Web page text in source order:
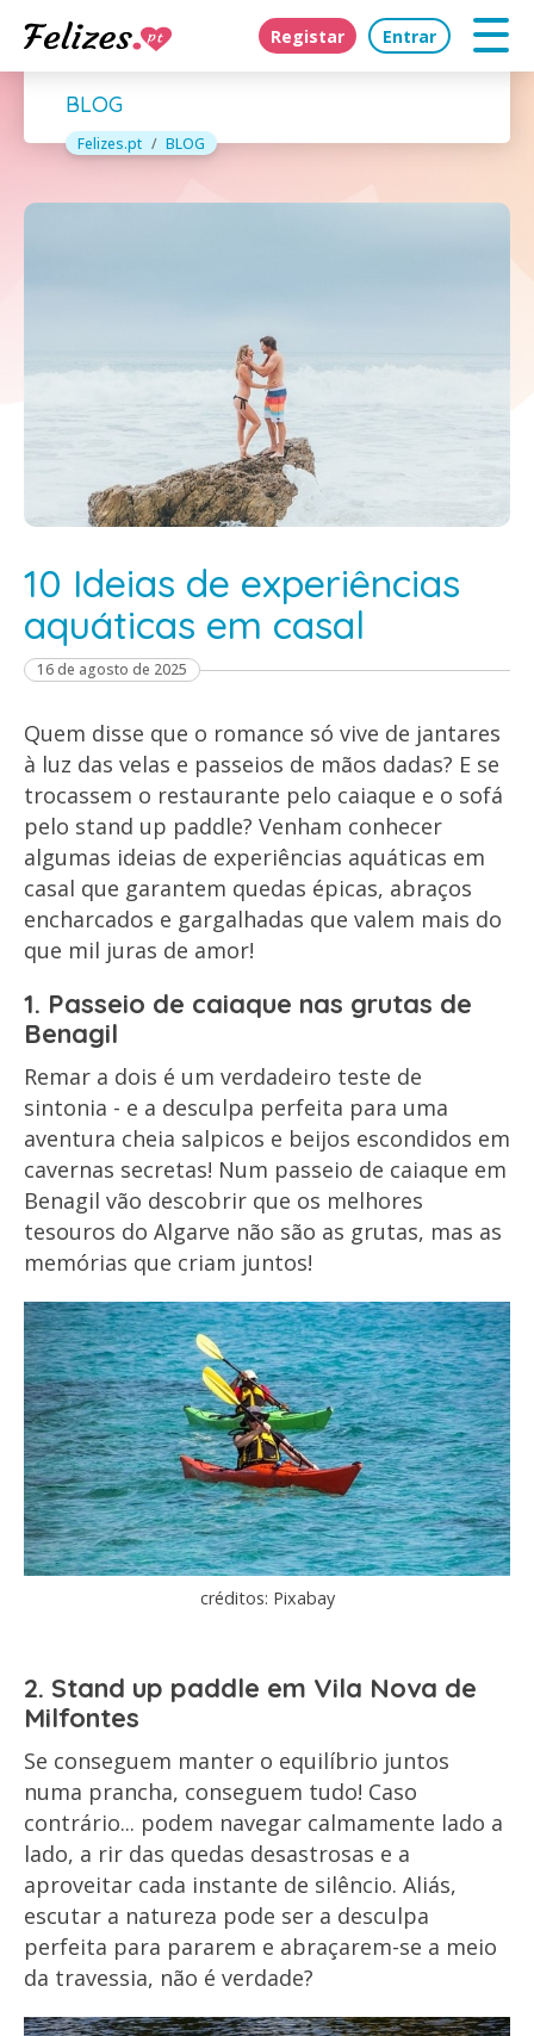
Registar Entrar
BLOG
Felizes.pt BLOG
10 Ideias de experiências
aquáticas em casal
16 de agosto de 2025
Quem disse que o romance só vive de jantares
à luz das velas e passeios de mãos dadas? E se
trocassem o restaurante pelo caiaque e o sofá
pelo stand up paddle? Venham conhecer
algumas ideias de experiências aquáticas em
casal que garantem quedas épicas, abraços
encharcados e gargalhadas que valem mais do
que mil juras de amor!
1. Passeio de caiaque nas grutas de
Benagil
Remar a dois é um verdadeiro teste de
sintonia - e a desculpa perfeita para uma
aventura cheia salpicos e beijos escondidos em
cavernas secretas! Num passeio de caiaque em
Benagil vão descobrir que os melhores
tesouros do Algarve não são as grutas, mas as
memórias que criam juntos!
créditos: Pixabay
2. Stand up paddle em Vila Nova de
Milfontes
Se conseguem manter o equilíbrio juntos
numa prancha, conseguem tudo! Caso
contrário... podem navegar calmamente lado a
lado, a rir das quedas desastrosas e a
aproveitar cada instante de silêncio. Aliás,
escutar a natureza pode ser a desculpa
perfeita para pararem e abraçarem-se a meio
da travessia, não é verdade?